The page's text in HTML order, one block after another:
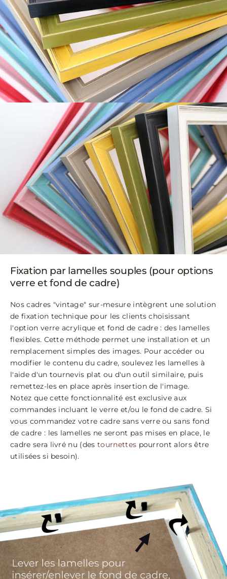
Fixation par lamelles souples (pour options
verre et fond de cadre)
Nos cadres "vintage" sur-mesure intègrent une solution
de fixation technique pour les clients choisissant
l'option verre acrylique et fond de cadre : des lamelles
flexibles. Cette méthode permet une installation et un
remplacement simples des images. Pour accéder ou
modifier le contenu du cadre, soulevez les lamelles à
l'aide d'un tournevis plat ou d'un outil similaire, puis
remettez-les en place après insertion de l'image.
Notez que cette fonctionnalité est exclusive aux
commandes incluant le verre et/ou le fond de cadre. Si
vous commandez votre cadre sans verre ou sans fond
de cadre : les lamelles ne seront pas mises en place, le
cadre sera livré nu (destournettes pourront alors être
utilisées si besoin).